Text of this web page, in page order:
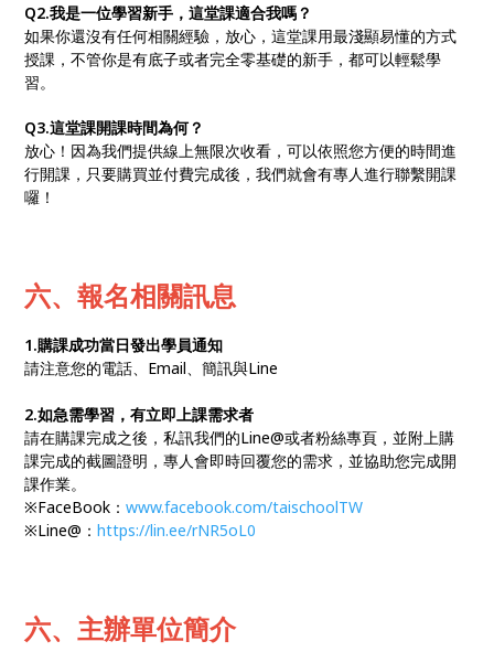
Q2.我是一位學習新手，這堂課適合我嗎？
如果你還沒有任何相關經驗，放心，這堂課用最淺顯易懂的方式
授課，不管你是有底子或者完全零基礎的新手，都可以輕鬆學
習。
Q3.這堂課開課時間為何？
放心！因為我們提供線上無限次收看，可以依照您方便的時間進
行開課，只要購買並付費完成後，我們就會有專人進行聯繫開課
囉！
六、報名相關訊息
1.購課成功當日發出學員通知
請注意您的電話、Email、簡訊與Line
2.如急需學習，有立即上課需求者
請在購課完成之後，私訊我們的Line@或者粉絲專頁，並附上購
課完成的截圖證明，專人會即時回覆您的需求，並協助您完成開
課作業。
※FaceBook：www.facebook.com/taischoolTW
※Line@：https://lin.ee/rNR5oL0
六、主辦單位簡介